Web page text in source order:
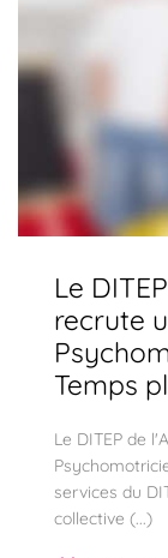
Le
recrute
Temps
Le DITEP de
services du
collective (...)